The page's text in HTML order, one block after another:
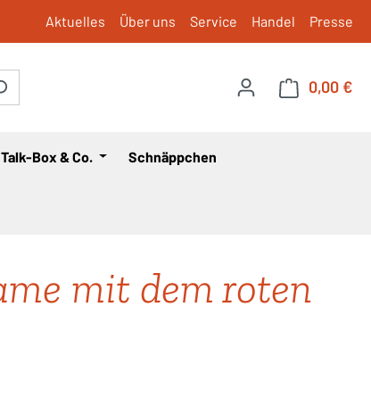
Aktuelles Über uns Service Handel Presse
0,00 €
Talk-Box & Co. Schnäppchen
mit dem roten